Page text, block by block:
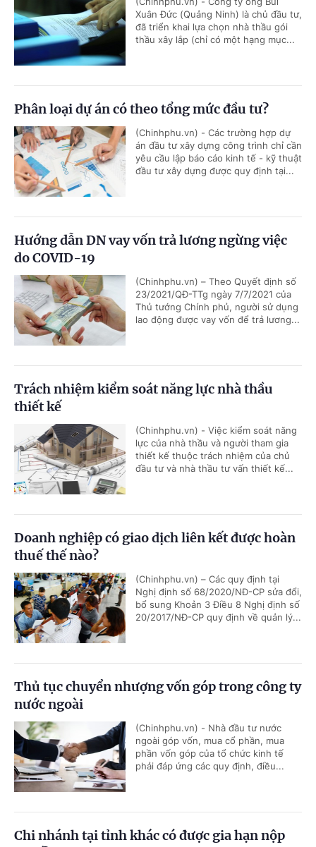
Xuân Đức (Quảng Ninh) là chủ đầu tư,
đã triển khai lựa chọn nhà thầu gói
thầu xây lắp (chỉ có một hạng mục...
Phân loại dự án có theo tổng mức đầu tư?
(Chinhphu.vn) - Các trường hợp dự
án đầu tư xây dựng công trình chỉ cần
yêu cầu lập báo cáo kinh tế - kỹ thuật
đầu tư xây dựng được quy định tại...
Hướng dẫn DN vay vốn trả lương ngừng việc
do COVID-19
(Chinhphu.vn) – Theo Quyết định số
23/2021/QĐ-TTg ngày 7/7/2021 của
Thủ tướng Chính phủ, người sử dụng
lao động được vay vốn để trả lương...
Trách nhiệm kiểm soát năng lực nhà thầu
thiết kế
(Chinhphu.vn) - Việc kiểm soát năng
lực của nhà thầu và người tham gia
thiết kế thuộc trách nhiệm của chủ
đầu tư và nhà thầu tư vấn thiết kế...
Doanh nghiệp có giao dịch liên kết được hoàn
thuế thế nào?
(Chinhphu.vn) – Các quy định tại
Nghị định số 68/2020/NĐ-CP sửa đổi,
bổ sung Khoản 3 Điều 8 Nghị định số
20/2017/NĐ-CP quy định về quản lý...
Thủ tục chuyển nhượng vốn góp trong công ty
nước ngoài
(Chinhphu.vn) - Nhà đầu tư nước
ngoài góp vốn, mua cổ phần, mua
phần vốn góp của tổ chức kinh tế
phải đáp ứng các quy định, điều...
Chi nhánh tại tỉnh khác có được gia hạn nộp